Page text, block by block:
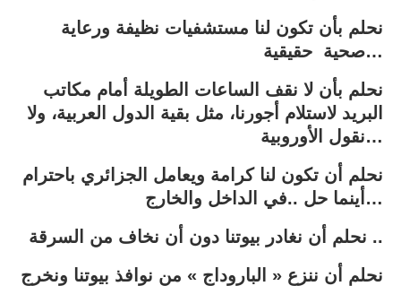
نحلم بأن تكون لنا مستشفيات نظيفة ورعاية
صحية حقيقية…
نحلم بأن لا نقف الساعات الطويلة أمام مكاتب
البريد لاستلام أجورنا، مثل بقية الدول العربية، ولا
نقول الأوروبية…
نحلم أن تكون لنا كرامة ويعامل الجزائري باحترام
أينما حل ..في الداخل والخارج…
نحلم أن نغادر بيوتنا دون أن نخاف من السرقة ..
نحلم أن ننزع « الباروداج » من نوافذ بيوتنا ونخرج